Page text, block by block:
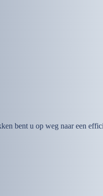
bent u op weg naar een